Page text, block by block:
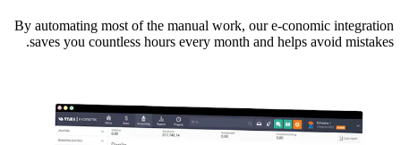
By automating most of the manual work, our e-conomic integration
saves you countless hours every month and helps avoid mistakes.